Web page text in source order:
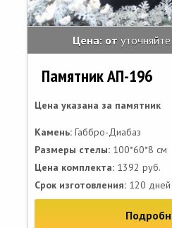
Цена: от
Памятник АП-196
Цена указана за памятник
Камень: Габбро-Диабаз
Размеры стелы: 100*60*8 см
Цена комплекта: 1392 руб.
Срок изготовления: 120 дней